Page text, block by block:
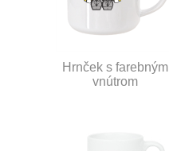
Hrnček s farebným
vnútrom